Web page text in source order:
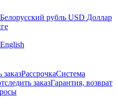
Белорусский рубль USD Доллар
English
РассрочкаСистема
заказГарантия, возврат